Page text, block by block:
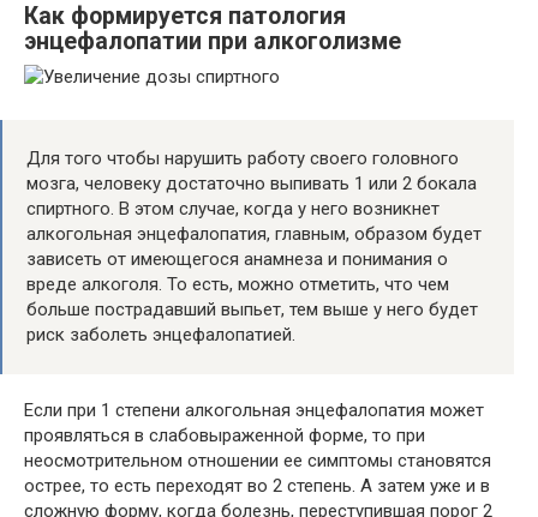
Как формируется патология
энцефалопатии при алкоголизме
Для того чтобы нарушить работу своего головного
мозга, человеку достаточно выпивать 1 или 2 бокала
спиртного. В этом случае, когда у него возникнет
алкогольная энцефалопатия, главным, образом будет
зависеть от имеющегося анамнеза и понимания о
вреде алкоголя. То есть, можно отметить, что чем
больше пострадавший выпьет, тем выше у него будет
риск заболеть энцефалопатией.
Если при 1 степени алкогольная энцефалопатия может
проявляться в слабовыраженной форме, то при
неосмотрительном отношении ее симптомы становятся
острее, то есть переходят во 2 степень. А затем уже и в
сложную форму, когда болезнь, переступившая порог 2